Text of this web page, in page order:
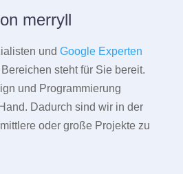
merryll
und Google Experten
steht für Sie bereit.
und Programmierung
Dadurch sind wir in der
oder große Projekte zu